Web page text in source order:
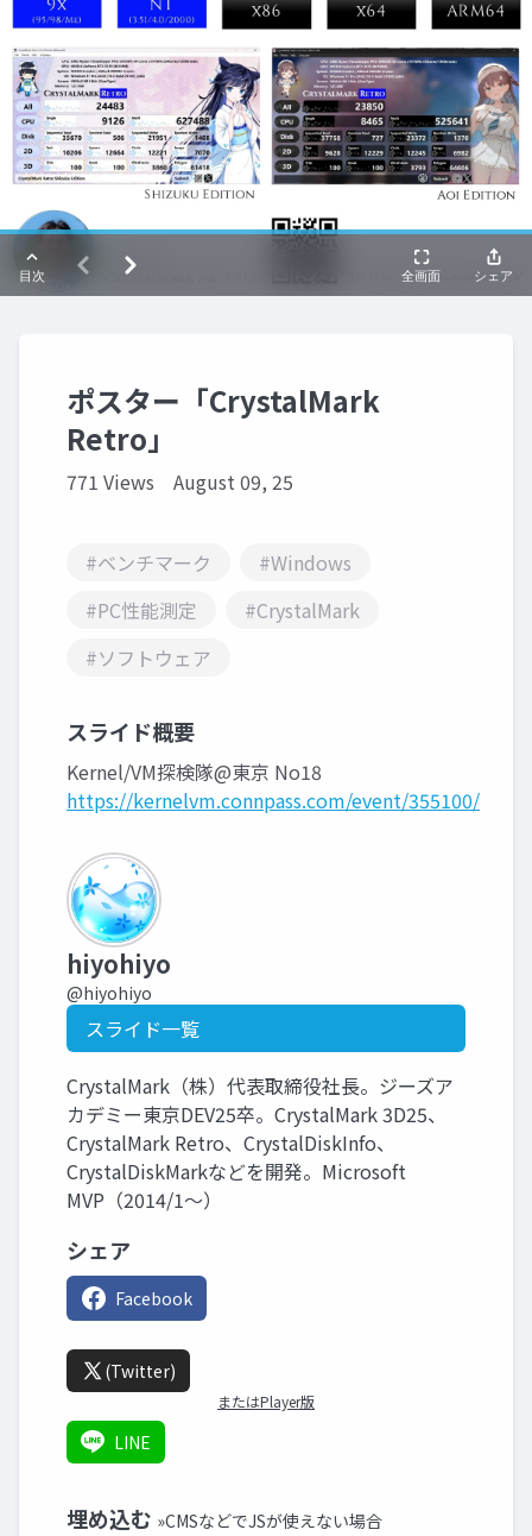
ポスター「CrystalMark
Retro」
771 Views August 09, 25
#ベンチマーク
#Windows
#PC性能測定
#CrystalMark
#ソフトウェア
スライド概要
Kernel/VM探検隊@東京 No18
https://kernelvm.connpass.com/event/355100/
hiyohiyo
@hiyohiyo
スライド一覧
CrystalMark（株）代表取締役社長。ジーズア
カデミー東京DEV25卒。CrystalMark 3D25、
CrystalMark Retro、CrystalDiskInfo、
CrystalDiskMarkなどを開発。Microsoft
MVP（2014/1～）
シェア
Facebook
(Twitter)
またはPlayer版
LINE
埋め込む »CMSなどでJSが使えない場合